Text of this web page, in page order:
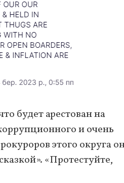
будет арестован на
и очень
этого округа
«Протестуйте,